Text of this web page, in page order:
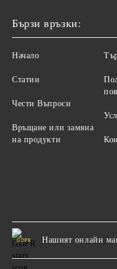
Бързи връзки:
Начало
Статии
Чести Въпроси
Връщане или замяна
на продукти
GDPR Нашият онлайн